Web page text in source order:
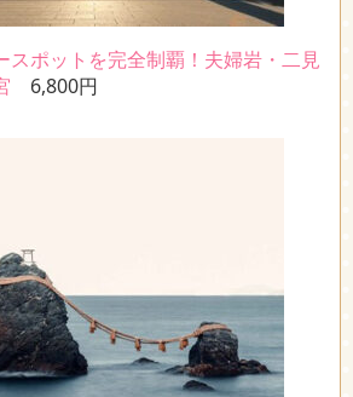
スポットを完全制覇！夫婦岩・二見
6,800円